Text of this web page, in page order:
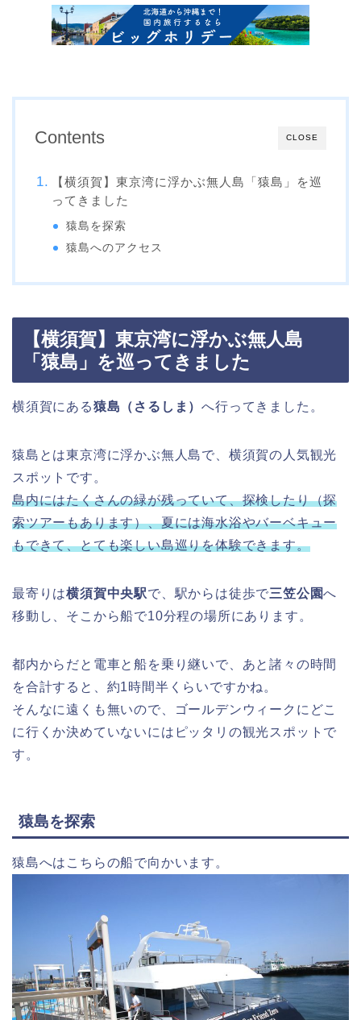
CLOSE
Contents
【横須賀】東京湾に浮かぶ無人島「猿島」を巡
ってきました
猿島を探索
猿島へのアクセス
【横須賀】東京湾に浮かぶ無人島
「猿島」を巡ってきました
横須賀にある猿島（さるしま）へ行ってきました。
猿島とは東京湾に浮かぶ無人島で、横須賀の人気観光
スポットです。
島内にはたくさんの緑が残っていて、探検したり（探
索ツアーもあります）、夏には海水浴やバーベキュー
もできて、とても楽しい島巡りを体験できます。
最寄りは横須賀中央駅で、駅からは徒歩で三笠公園へ
移動し、そこから船で10分程の場所にあります。
都内からだと電車と船を乗り継いで、あと諸々の時間
を合計すると、約1時間半くらいですかね。
そんなに遠くも無いので、ゴールデンウィークにどこ
に行くか決めていないにはピッタリの観光スポットで
す。
猿島を探索
猿島へはこちらの船で向かいます。